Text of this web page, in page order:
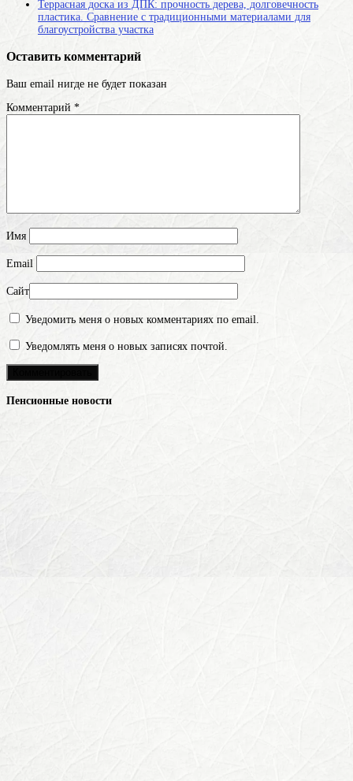
Террасная доска из ДПК: прочность дерева, долговечность
пластика. Сравнение с традиционными материалами для
благоустройства участка
Оставить комментарий
Ваш email нигде не будет показан
Комментарий *
Имя
Email
Сайт
Уведомить меня о новых комментариях по email.
Уведомлять меня о новых записях почтой.
Пенсионные новости